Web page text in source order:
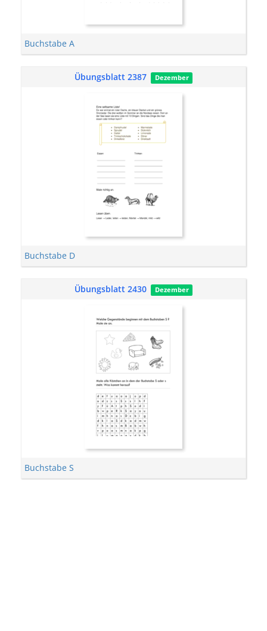
Buchstabe A
Übungsblatt 2387 Dezember
Buchstabe D
Übungsblatt 2430 Dezember
Buchstabe S